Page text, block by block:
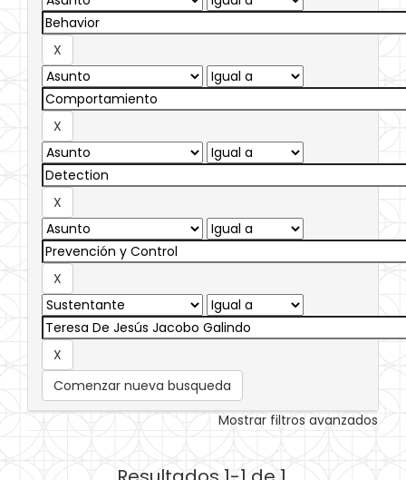
Comenzar nueva busqueda
Mostrar filtros avanzados